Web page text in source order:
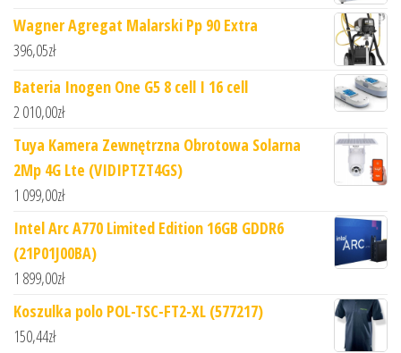
Wagner Agregat Malarski Pp 90 Extra
396,05zł
Bateria Inogen One G5 8 cell I 16 cell
2 010,00zł
Tuya Kamera Zewnętrzna Obrotowa Solarna
2Mp 4G Lte (VIDIPTZT4GS)
1 099,00zł
Intel Arc A770 Limited Edition 16GB GDDR6
(21P01J00BA)
1 899,00zł
Koszulka polo POL-TSC-FT2-XL (577217)
150,44zł